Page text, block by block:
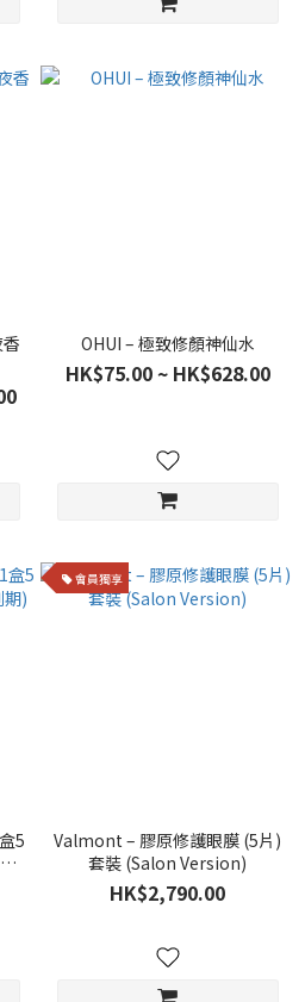
OHUI – 極致修顏神仙水
HK$75.00 ~ HK$628.00
5
會員獨享
Valmont – 膠原修護眼膜 (5片)
套裝 (Salon Version)
HK$2,790.00